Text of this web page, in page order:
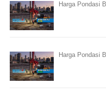
Harga Pondasi
Harga Pondasi